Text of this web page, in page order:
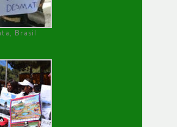
Brasil